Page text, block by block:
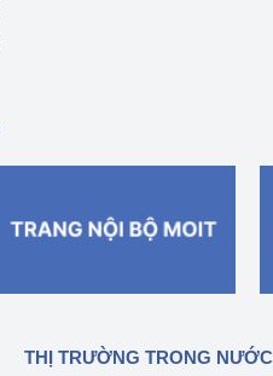
THỊ TRƯỜNG TRONG NƯỚC